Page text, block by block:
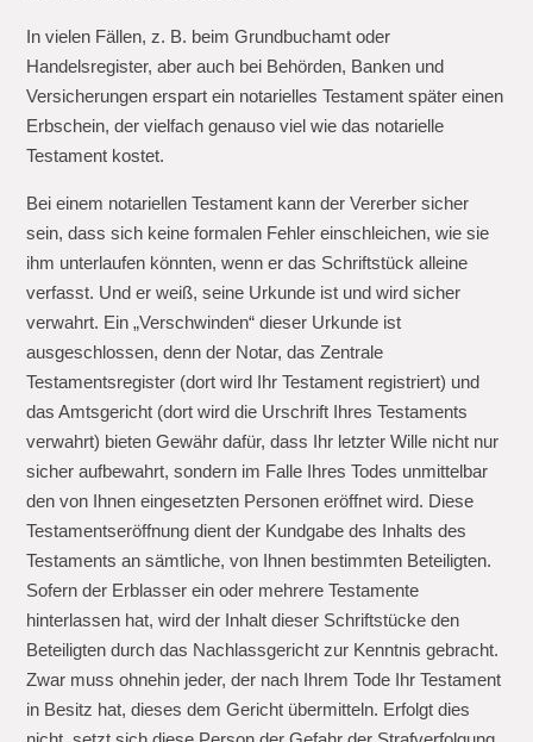
In vielen Fällen, z. B. beim Grundbuchamt oder
Handelsregister, aber auch bei Behörden, Banken und
Versicherungen erspart ein notarielles Testament später einen
Erbschein, der vielfach genauso viel wie das notarielle
Testament kostet.
Bei einem notariellen Testament kann der Vererber sicher
sein, dass sich keine formalen Fehler einschleichen, wie sie
ihm unterlaufen könnten, wenn er das Schriftstück alleine
verfasst. Und er weiß, seine Urkunde ist und wird sicher
verwahrt. Ein „Verschwinden“ dieser Urkunde ist
ausgeschlossen, denn der Notar, das Zentrale
Testamentsregister (dort wird Ihr Testament registriert) und
das Amtsgericht (dort wird die Urschrift Ihres Testaments
verwahrt) bieten Gewähr dafür, dass Ihr letzter Wille nicht nur
sicher aufbewahrt, sondern im Falle Ihres Todes unmittelbar
den von Ihnen eingesetzten Personen eröffnet wird. Diese
Testamentseröffnung dient der Kundgabe des Inhalts des
Testaments an sämtliche, von Ihnen bestimmten Beteiligten.
Sofern der Erblasser ein oder mehrere Testamente
hinterlassen hat, wird der Inhalt dieser Schriftstücke den
Beteiligten durch das Nachlassgericht zur Kenntnis gebracht.
Zwar muss ohnehin jeder, der nach Ihrem Tode Ihr Testament
in Besitz hat, dieses dem Gericht übermitteln. Erfolgt dies